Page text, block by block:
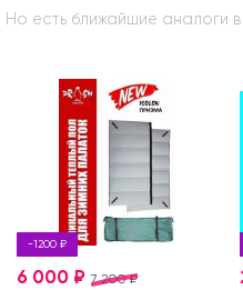
Но есть ближайшие аналоги в
-1200 ₽
7 200 ₽
6 000 ₽